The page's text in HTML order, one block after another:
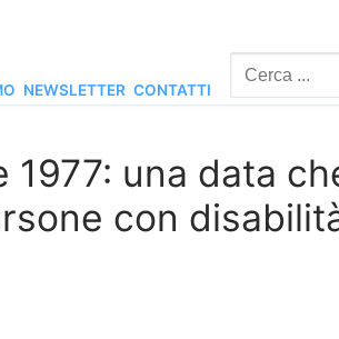
NEWSLETTER CONTATTI
Cerca:
1977: una data
con